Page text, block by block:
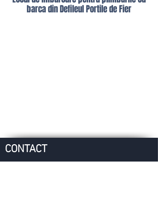
barca din Defileul Portile de Fier
CONTACT